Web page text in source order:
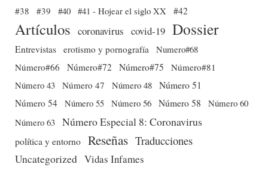
#38
#39 #40 #41 - Hojear el siglo XX #42
Artículos coronavirus covid-19 Dossier
Entrevistas erotismo y pornografía Numero#68
Número#66
Número#72 Número#75
Número#81
Número 43 Número 47 Número 48 Número 51
Número 54 Número 55 Número 56 Número 58
Número 60
Número 63 Número Especial 8: Coronavirus
política y entorno Reseñas Traducciones
Uncategorized Vidas Infames